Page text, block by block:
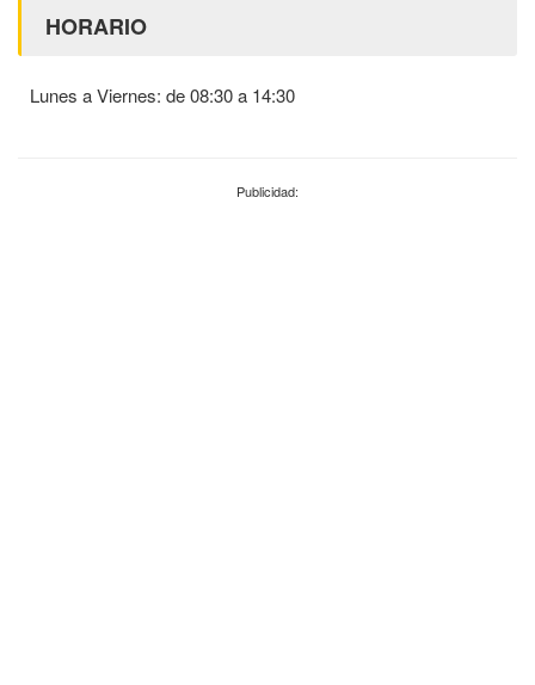
HORARIO
Lunes a Viernes: de 08:30 a 14:30
Publicidad: